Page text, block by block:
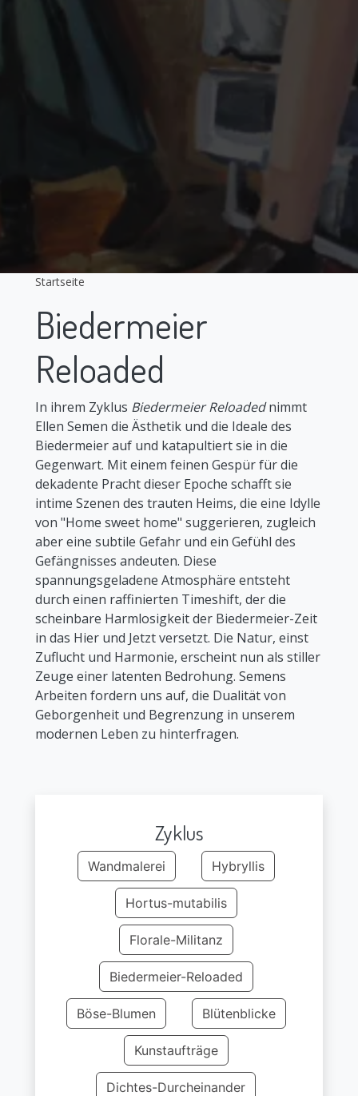
Startseite
Biedermeier
Reloaded
In ihrem Zyklus Biedermeier Reloadednimmt
Ellen Semen die Ästhetik und die Ideale des
Biedermeier auf und katapultiert sie in die
Gegenwart. Mit einem feinen Gespür für die
dekadente Pracht dieser Epoche schafft sie
intime Szenen des trauten Heims, die eine Idylle
von "Home sweet home" suggerieren, zugleich
aber eine subtile Gefahr und ein Gefühl des
Gefängnisses andeuten. Diese
spannungsgeladene Atmosphäre entsteht
durch einen raffinierten Timeshift, der die
scheinbare Harmlosigkeit der Biedermeier-Zeit
in das Hier und Jetzt versetzt. Die Natur, einst
Zuflucht und Harmonie, erscheint nun als stiller
Zeuge einer latenten Bedrohung. Semens
Arbeiten fordern uns auf, die Dualität von
Geborgenheit und Begrenzung in unserem
modernen Leben zu hinterfragen.
Zyklus
Wandmalerei Hybryllis
Hortus-mutabilis
Florale-Militanz
Biedermeier-Reloaded
Böse-Blumen Blütenblicke
Kunstaufträge
Dichtes-Durcheinander